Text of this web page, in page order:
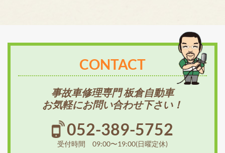
CONTACT
事故車修理専門 板倉自動車
お気軽にお問い合わせ下さい！
052-389-5752
受付時間 09:00〜19:00(日曜定休)